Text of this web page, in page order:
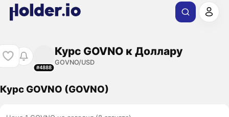
#4888
Курс GOVNO к Доллару
GOVNO/USD
Курс GOVNO (GOVNO)